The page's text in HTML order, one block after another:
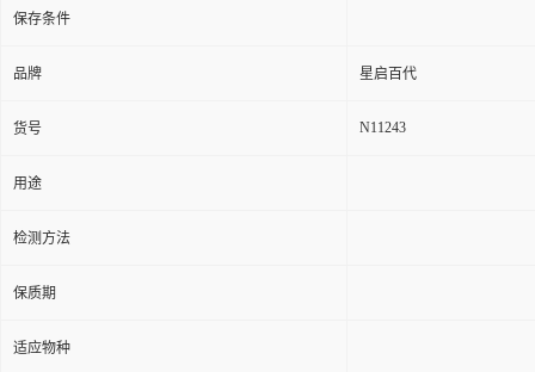
保存条件
品牌 星启百代
货号 N11243
用途
检测方法
保质期
适应物种